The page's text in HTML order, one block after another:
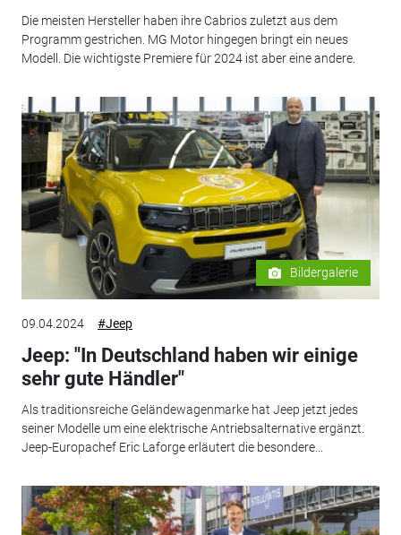
Die meisten Hersteller haben ihre Cabrios zuletzt aus dem
Programm gestrichen. MG Motor hingegen bringt ein neues
Modell. Die wichtigste Premiere für 2024 ist aber eine andere.
Bildergalerie
09.04.2024 #Jeep
Jeep: "In Deutschland haben wir einige
sehr gute Händler"
Als traditionsreiche Geländewagenmarke hat Jeep jetzt jedes
seiner Modelle um eine elektrische Antriebsalternative ergänzt.
Jeep-Europachef Eric Laforge erläutert die besondere...